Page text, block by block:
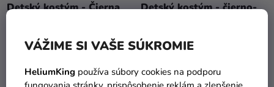
VÁŽIME SI VAŠE SÚKROMIE
HeliumKing používa súbory cookies na podporu
Detský kostým - Čierna
12,99 €
28 € (až –60 %)
DETAIL
Detský kostým - čierno-
od13,69 €
24,90 €
DETAIL